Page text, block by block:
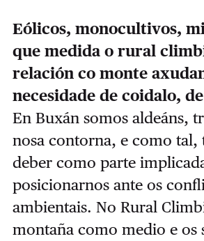
Eólicos, monocultivos,
que medida o rural
relación co monte
necesidade de coidalo,
En Buxán somos aldeáns,
nosa contorna, e como tal,
deber como parte
posicionarnos ante os
ambientais. No Rural
montaña como medio e os